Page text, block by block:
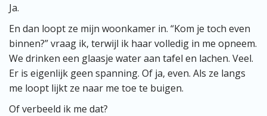
Ja.
En dan loopt ze mijn woonkamer in. “Kom je toch even
binnen?” vraag ik, terwijl ik haar volledig in me opneem.
We drinken een glaasje water aan tafel en lachen. Veel.
Er is eigenlijk geen spanning. Of ja, even. Als ze langs
me loopt lijkt ze naar me toe te buigen.
Of verbeeld ik me dat?